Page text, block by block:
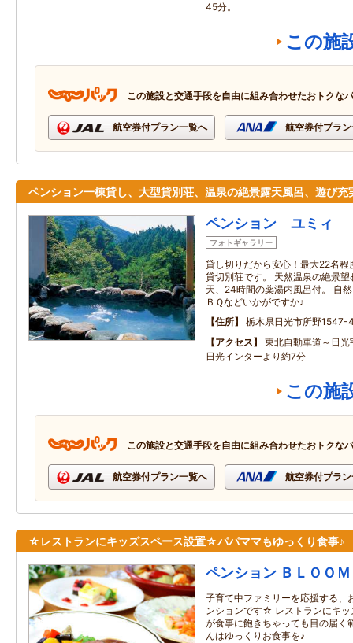
45分。
この施
この施設と交通手段を自由に組み合わせたおトクな
航空券付プラン一覧へ 航空券付プラ
ペンション一棟貸し、大型貸別荘、温泉の絶景露天風呂、遊び充
ペンション ユミィ
フォトギャラリー
貸し切りだから安心！最大22名
貸切別荘です。 天然温泉の絶景
天、24時間の薬湯内風呂付。 自
ＢＱなどいかがですか♪
住所
栃木県日光市所野1547-
アクセス
東北自動車道～日
日光インターより約7分
この施
この施設と交通手段を自由に組み合わせたおトクな
航空券付プラン一覧へ 航空券付プラ
☆レストランにキッズスペース設置☆パパママもゆっくり食事♪
ペンション ＢＬＯＯＭ
子育て中ファミリーを応援する、
ンションです☆ レストランにキッ
が食事に飽きちゃっても目の届く
んはゆっくりお食事を♪